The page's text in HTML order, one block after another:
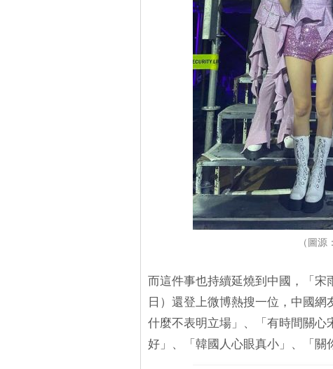
（圖源
而這件事也持續延燒到中國，「宋
日）還登上微博熱搜一位，中國
什麼不表明立場」、「有時間關心
好」、「韓國人心眼真小」、「關